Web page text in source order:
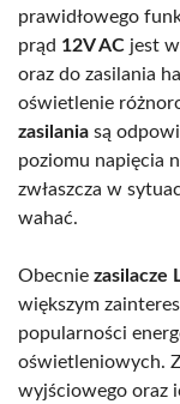
prawidłowego
prąd 12V AC jest
oraz do zasilania
oświetlenie
zasilania są
poziomu napięcia
zwłaszcza w
wahać.
Obecnie zasilacze
większym
popularności
oświetleniowych.
wyjściowego oraz